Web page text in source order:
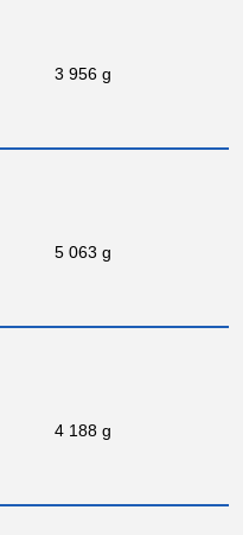
3 956 g
5 063 g
4 188 g